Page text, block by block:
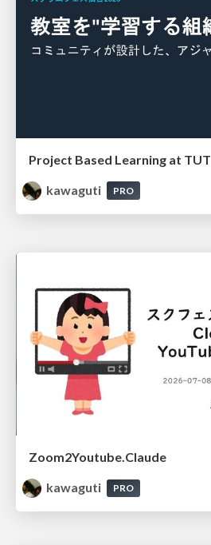
Project Based Learning at TUT
kawaguti
PRO
Zoom2Youtube.Claude
kawaguti
PRO